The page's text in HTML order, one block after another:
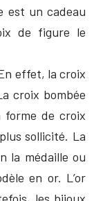
est un cadeau
de figure le
effet, la croix
croix bombée
forme de croix
sollicité. La
la médaille ou
en or. L’or